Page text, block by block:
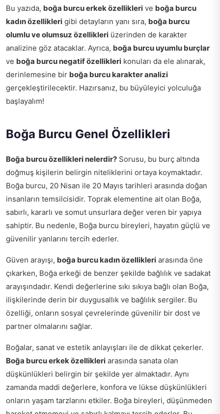
Bu yazıda, boğa burcu erkek özellikleri ve boğa burcu
kadın özellikleri gibi detayların yanı sıra, boğa burcu
olumlu ve olumsuz özellikleri üzerinden de karakter
analizine göz atacaklar. Ayrıca, boğa burcu uyumlu burçlar
ve boğa burcu negatif özellikleri konuları da ele alınarak,
derinlemesine bir boğa burcu karakter analizi
gerçekleştirilecektir. Hazırsanız, bu büyüleyici yolculuğa
başlayalım!
Boğa Burcu Genel Özellikleri
Boğa burcu özellikleri nelerdir? Sorusu, bu burç altında
doğmuş kişilerin belirgin niteliklerini ortaya koymaktadır.
Boğa burcu, 20 Nisan ile 20 Mayıs tarihleri arasında doğan
insanların temsilcisidir. Toprak elementine ait olan Boğa,
sabırlı, kararlı ve somut unsurlara değer veren bir yapıya
sahiptir. Bu nedenle, Boğa burcu bireyleri, hayatın güçlü ve
güvenilir yanlarını tercih ederler.
Güven arayışı, boğa burcu kadın özellikleri arasında öne
çıkarken, Boğa erkeği de benzer şekilde bağlılık ve sadakat
arayışındadır. Kendi değerlerine sıkı sıkıya bağlı olan Boğa,
ilişkilerinde derin bir duygusallık ve bağlılık sergiler. Bu
özelliği, onların sosyal çevrelerinde güvenilir bir dost ve
partner olmalarını sağlar.
Boğalar, sanat ve estetik anlayışları ile de dikkat çekerler.
Boğa burcu erkek özellikleri arasında sanata olan
düşkünlükleri belirgin bir şekilde yer almaktadır. Aynı
zamanda maddi değerlere, konfora ve lükse düşkünlükleri
onların yaşam tarzlarını etkiler. Boğa bireyleri, düşünmeden